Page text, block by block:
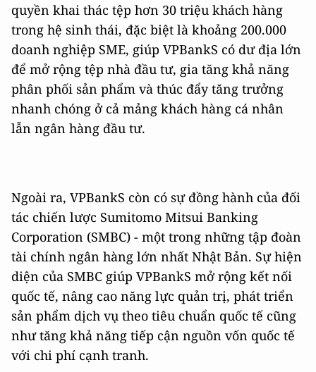
quyền khai thác tệp hơn 30 triệu khách hàng
trong hệ sinh thái, đặc biệt là khoảng 200.000
doanh nghiệp SME, giúp VPBankS có dư địa lớn
để mở rộng tệp nhà đầu tư, gia tăng khả năng
phân phối sản phẩm và thúc đẩy tăng trưởng
nhanh chóng ở cả mảng khách hàng cá nhân
lẫn ngân hàng đầu tư.
Ngoài ra, VPBankS còn có sự đồng hành của đối
tác chiến lược Sumitomo Mitsui Banking
Corporation (SMBC) - một trong những tập đoàn
tài chính ngân hàng lớn nhất Nhật Bản. Sự hiện
diện của SMBC giúp VPBankS mở rộng kết nối
quốc tế, nâng cao năng lực quản trị, phát triển
sản phẩm dịch vụ theo tiêu chuẩn quốc tế cũng
như tăng khả năng tiếp cận nguồn vốn quốc tế
với chi phí cạnh tranh.